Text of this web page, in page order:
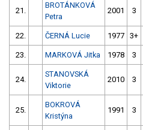
21.
BROTÁNKOVÁ
Petra
2001 3
22. ČERNÁ Lucie 1977 3+
23. MARKOVÁ Jitka 1978 3
24.
STANOVSKÁ
Viktorie
2010 3
25.
BOKROVÁ
Kristýna
1991 3